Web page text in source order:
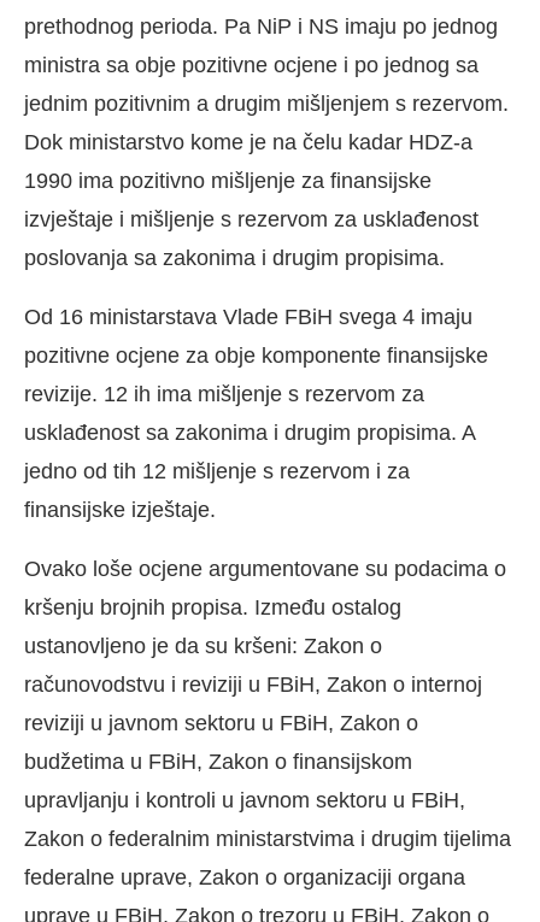
prethodnog perioda. Pa NiP i NS imaju po jednog
ministra sa obje pozitivne ocjene i po jednog sa
jednim pozitivnim a drugim mišljenjem s rezervom.
Dok ministarstvo kome je na čelu kadar HDZ-a
1990 ima pozitivno mišljenje za finansijske
izvještaje i mišljenje s rezervom za usklađenost
poslovanja sa zakonima i drugim propisima.
Od 16 ministarstava Vlade FBiH svega 4 imaju
pozitivne ocjene za obje komponente finansijske
revizije. 12 ih ima mišljenje s rezervom za
usklađenost sa zakonima i drugim propisima. A
jedno od tih 12 mišljenje s rezervom i za
finansijske izještaje.
Ovako loše ocjene argumentovane su podacima o
kršenju brojnih propisa. Između ostalog
ustanovljeno je da su kršeni: Zakon o
računovodstvu i reviziji u FBiH, Zakon o internoj
reviziji u javnom sektoru u FBiH, Zakon o
budžetima u FBiH, Zakon o finansijskom
upravljanju i kontroli u javnom sektoru u FBiH,
Zakon o federalnim ministarstvima i drugim tijelima
federalne uprave, Zakon o organizaciji organa
uprave u FBiH, Zakon o trezoru u FBiH, Zakon o